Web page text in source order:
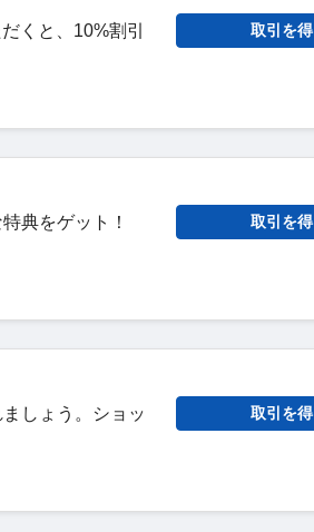
くと、10%割引
取引を
典をゲット！ 取引を
しょう。ショッ
取引を